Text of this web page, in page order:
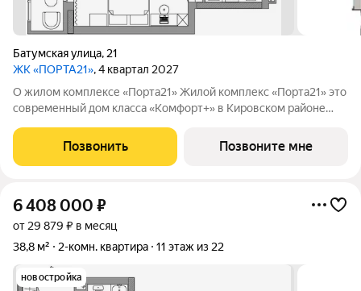
Батумская улица, 21
ЖК «ПОРТА21», 4 квартал 2027
О жилом комплексе «Порта21» Жилой комплекс «Порта21» это
современный дом класса «Комфорт+» в Кировском районе
баланс между городской жизнью и ощущением спокойствия.
Виды на Каму и близость
Позвонить Позвоните мне
6 408 000 ₽
от 29 879 ₽ в месяц
38,8 м²
2-комн. квартира 11 этаж из 22
новостройка